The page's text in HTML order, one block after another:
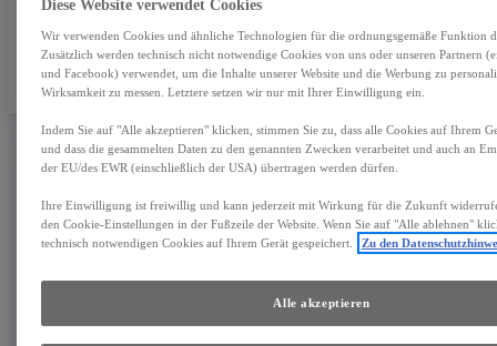
Jedes Budget
DAS SIND IHRE
VORTEILE:
Diese Website verwendet Cookies
Wir verwenden Cookies und ähnliche Technologien für die ordnungsgemäße Funktion
Zusätzlich werden technisch nicht notwendige Cookies von uns oder unseren Partnern
und Facebook) verwendet, um die Inhalte unserer Website und die Werbung zu
Wirksamkeit zu messen. Letztere setzen wir nur mit Ihrer Einwilligung ein.
Indem Sie auf "Alle akzeptieren" klicken, stimmen Sie zu, dass alle Cookies auf Ihrem
und dass die gesammelten Daten zu den genannten Zwecken verarbeitet und auch an
der EU/des EWR (einschließlich der USA) übertragen werden dürfen.
Ihre Einwilligung ist freiwillig und kann jederzeit mit Wirkung für die Zukunft
den Cookie-Einstellungen in der Fußzeile der Website. Wenn Sie auf "Alle ablehnen"
technisch notwendigen Cookies auf Ihrem Gerät gespeichert.
Zu den
Alle akzeptieren